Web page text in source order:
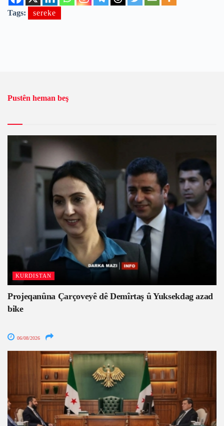
Tags: sereke
Pustên heman beş
KURDISTAN
Projeqanûna Çarçoveyê dê Demîrtaş û Yuksekdag azad
bike
06/08/2026